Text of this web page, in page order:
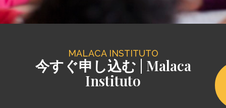
MALACA INSTITUTO
今すぐ申し込む | Malaca
Instituto